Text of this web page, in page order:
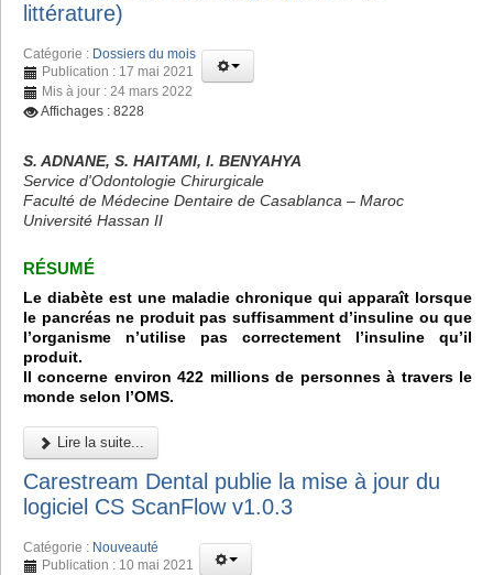
littérature)
Catégorie : Dossiers du mois
Publication : 17 mai 2021
Mis à jour : 24 mars 2022
Affichages : 8228
S. ADNANE, S. HAITAMI, I. BENYAHYA
Service d'Odontologie Chirurgicale
Faculté de Médecine Dentaire de Casablanca – Maroc
Université Hassan II
RÉSUMÉ
Le diabète est une maladie chronique qui apparaît lorsque
le pancréas ne produit pas suffisamment d’insuline ou que
l’organisme n’utilise pas correctement l’insuline qu’il
produit.
Il concerne environ 422 millions de personnes à travers le
monde selon l’OMS.
Lire la suite...
Carestream Dental publie la mise à jour du
logiciel CS ScanFlow v1.0.3
Catégorie : Nouveauté
Publication : 10 mai 2021